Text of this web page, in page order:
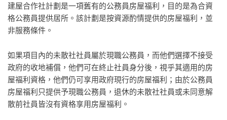
建屋合作社計劃是一項舊有的公務員房屋福利，目的是為合資
格公務員提供居所。該計劃是按資源酌情提供的房屋福利，並
非服務條件。
如果項目內的未散社社員屬於現職公務員，而他們選擇不接受
政府的收地補償，他們可在終止社員身分後，視乎其適用的房
屋褔利資格，他們仍可享用政府現行的房屋福利；由於公務員
房屋福利只提供予現職公務員，退休的未散社社員或未同意解
散前社員皆沒有資格享用房屋福利。